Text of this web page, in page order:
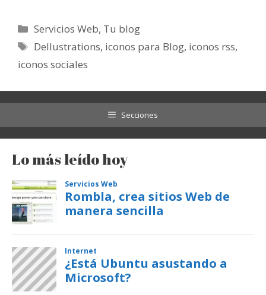
Categorías
Servicios Web, Tu blog
Etiquetas
Dellustrations, iconos para Blog, iconos rss,
iconos sociales
Secciones
Lo más leído hoy